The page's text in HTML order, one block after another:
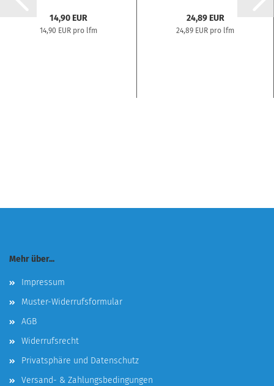
14,90 EUR
14,90 EUR pro lfm
24,89 EUR
24,89 EUR pro lfm
Mehr über...
Impressum
Muster-Widerrufsformular
AGB
Widerrufsrecht
Privatsphäre und Datenschutz
Versand- & Zahlungsbedingungen